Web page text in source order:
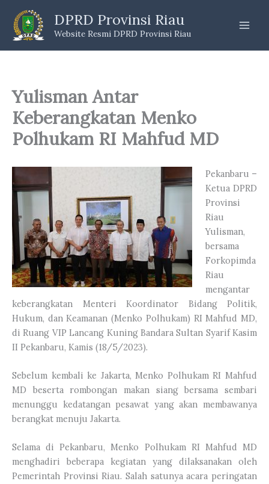
content
DPRD Provinsi Riau
Website Resmi DPRD Provinsi Riau
Yulisman Antar
Keberangkatan Menko
Polhukam RI Mahfud MD
Pekanbaru –
Ketua DPRD
Provinsi
Riau
Yulisman,
bersama
Forkopimda
Riau
mengantar
keberangkatan Menteri Koordinator Bidang Politik,
Hukum, dan Keamanan (Menko Polhukam) RI Mahfud MD,
di Ruang VIP Lancang Kuning Bandara Sultan Syarif Kasim
II Pekanbaru, Kamis (18/5/2023).
Sebelum kembali ke Jakarta, Menko Polhukam RI Mahfud
MD beserta rombongan makan siang bersama sembari
menunggu kedatangan pesawat yang akan membawanya
berangkat menuju Jakarta.
Selama di Pekanbaru, Menko Polhukam RI Mahfud MD
menghadiri beberapa kegiatan yang dilaksanakan oleh
Pemerintah Provinsi Riau. Salah satunya acara peringatan